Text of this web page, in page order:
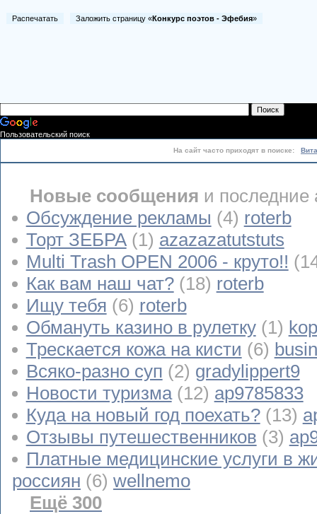
Распечатать Заложить страницу «Конкурс поэтов - Эфебия»
Пользовательский поиск
На сайт часто приходят в поиске:
Новые сообщения и последние
Обсуждение рекламы (4) roterb
Торт ЗЕБРА (1) azazazatutstuts
Multi Trash OPEN 2006 - круто!!
Как вам наш чат? (18) roterb
Ищу тебя (6) roterb
Обмануть казино в рулетку (1)
Трескается кожа на кисти (6)
Всяко-разно суп (2) gradylippert9
Новости туризма (12) ap9785833
Куда на новый год поехать? (13)
Отзывы путешественников (3)
Платные медицинские услуги в
россиян (6) wellnemo
Ещё 300